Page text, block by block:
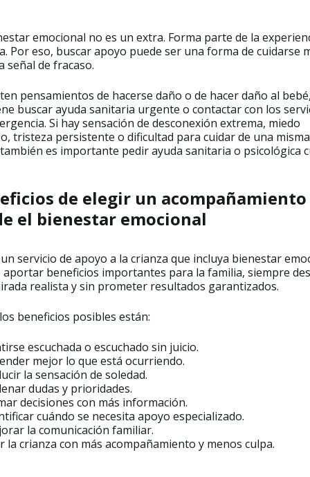
emocional no es un extra. Forma parte de la
Por eso, buscar apoyo puede ser una forma de cuidarse
señal de fracaso.
pensamientos de hacerse daño o de hacer daño al
buscar ayuda sanitaria urgente o contactar con los
Si hay sensación de desconexión extrema, miedo
tristeza persistente o dificultad para cuidar de una
es importante pedir ayuda sanitaria o psicológica
de elegir un
el bienestar emocional
servicio de apoyo a la crianza que incluya bienestar
aportar beneficios importantes para la familia, siempre
realista y sin prometer resultados garantizados.
beneficios posibles están:
escuchada o escuchado sin juicio.
mejor lo que está ocurriendo.
la sensación de soledad.
dudas y prioridades.
decisiones con más información.
cuándo se necesita apoyo especializado.
la comunicación familiar.
la crianza con más acompañamiento y menos culpa.